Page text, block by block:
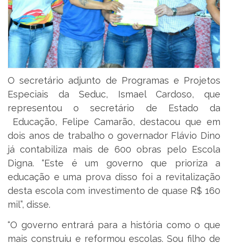
O secretário adjunto de Programas e Projetos
Especiais da Seduc, Ismael Cardoso, que
representou o secretário de Estado da
Educação, Felipe Camarão, destacou que em
dois anos de trabalho o governador Flávio Dino
já contabiliza mais de 600 obras pelo Escola
Digna. “Este é um governo que prioriza a
educação e uma prova disso foi a revitalização
desta escola com investimento de quase R$ 160
mil”, disse.
“O governo entrará para a história como o que
mais construiu e reformou escolas. Sou filho de